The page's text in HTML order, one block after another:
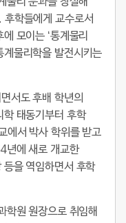
학들에게 교수로서
모이는 ‘통계물리
계물리학을 발전시키는
서도 후배 학년의
학 태동기부터 후학
에서 박사 학위를 받고
년에 새로 개교한
을 역임하면서 후학
학원 원장으로 취임해